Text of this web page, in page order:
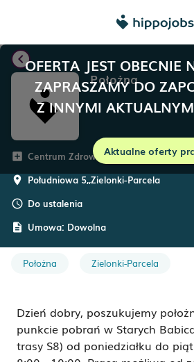
OFERTA JEST OBECNIE
ZAPRASZAMY DO
Z INNYMI
Aktualne oferty
chevron_left
Położna
add_box Centrum Zdrowia
room Południowa 5,,Zielonki-Parcela
schedule Do ustalenia
description Umowa: Dowolna
Położna Zielonki-Parcela
Dzień dobry, poszukujemy
punkcie pobrań w Starych
trasy S8) od poniedziałku do